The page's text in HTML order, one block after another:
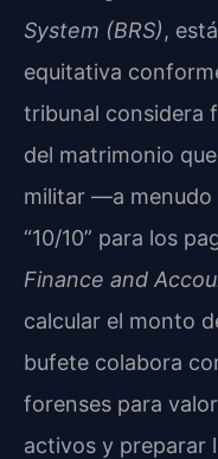
System (BRS),
equitativa
tribunal considera
del matrimonio
militar —a menudo
“10/10” para los
Finance and
calcular el monto
bufete colabora
forenses para
activos y preparar